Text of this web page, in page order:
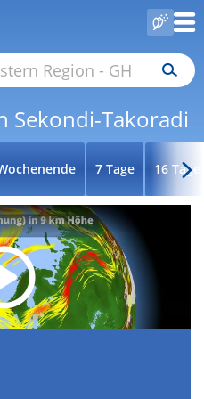
Sekondi-Takoradi
7 Tage 16 Tage